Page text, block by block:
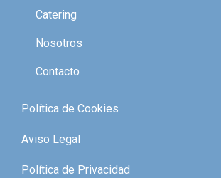
Catering
Nosotros
Contacto
Política de Cookies
Aviso Legal
Política de Privacidad